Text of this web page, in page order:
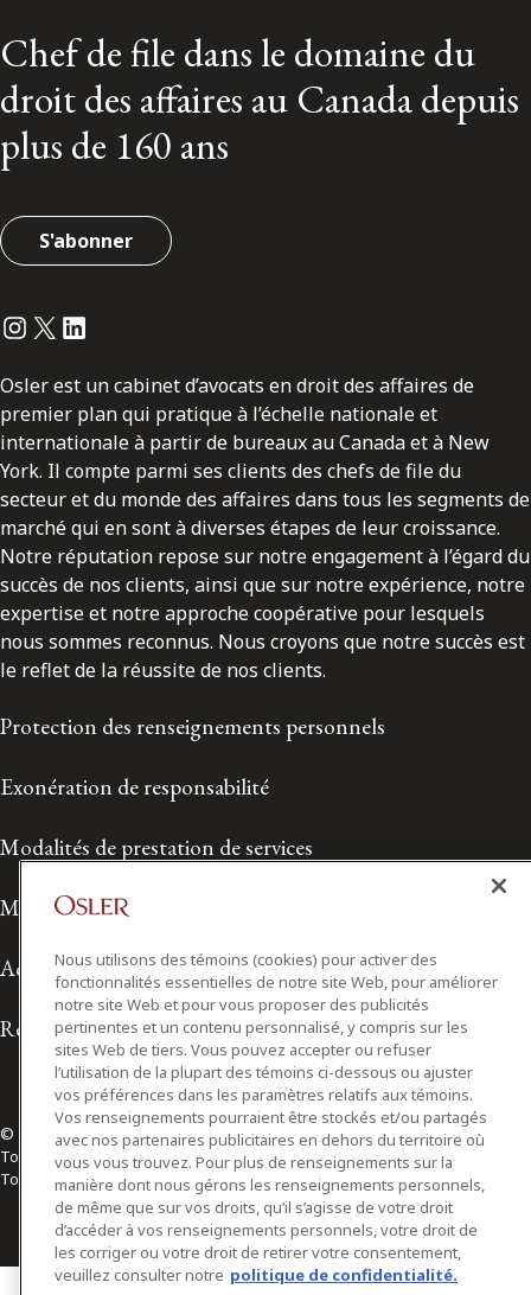
Chef de file dans le domaine du
droit des affaires au Canada depuis
plus de 160 ans
S'abonner
Instagram
Twitter
LinkedIn
Osler est un cabinet d’avocats en droit des affaires de
premier plan qui pratique à l’échelle nationale et
internationale à partir de bureaux au Canada et à New
York. Il compte parmi ses clients des chefs de file du
secteur et du monde des affaires dans tous les segments de
marché qui en sont à diverses étapes de leur croissance.
Notre réputation repose sur notre engagement à l’égard du
succès de nos clients, ainsi que sur notre expérience, notre
expertise et notre approche coopérative pour lesquels
nous sommes reconnus. Nous croyons que notre succès est
le reflet de la réussite de nos clients.
Protection des renseignements personnels
Exonération de responsabilité
Modalités de prestation de services
Modalités d'utilisation
Accessibilité
Relations avec les médias
© 2026 Osler, Hoskin & Harcourt S.E.N.C.R.L./s.r.l.
Tous droits réservés
Toronto | Montréal | Calgary | Vancouver | Ottawa | New York
Nous utilisons des témoins (cookies) pour activer des
fonctionnalités essentielles de notre site Web, pour améliorer
notre site Web et pour vous proposer des publicités
pertinentes et un contenu personnalisé, y compris sur les
sites Web de tiers. Vous pouvez accepter ou refuser
l’utilisation de la plupart des témoins ci-dessous ou ajuster
vos préférences dans les paramètres relatifs aux témoins.
Vos renseignements pourraient être stockés et/ou partagés
avec nos partenaires publicitaires en dehors du territoire où
vous vous trouvez. Pour plus de renseignements sur la
manière dont nous gérons les renseignements personnels,
de même que sur vos droits, qu’il s’agisse de votre droit
d’accéder à vos renseignements personnels, votre droit de
les corriger ou votre droit de retirer votre consentement,
veuillez consulter notre politique de confidentialité.